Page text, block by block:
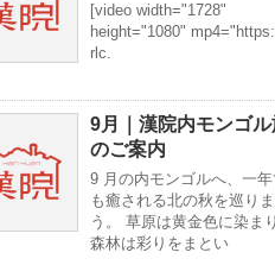
[video width="1728"
height="1080"
rlc.
9月｜漢院内モンゴ
のご案内
9 月の内モンゴルへ、一
も癒される北の秋を巡り
う。 草原は黄金色に染まり
森林は彩りをまとい